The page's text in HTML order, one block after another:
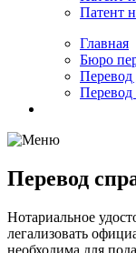
Патент
Главная
Бюро
Перевод
Перевод
Перевод
Нотариальное
легализовать
необходима для